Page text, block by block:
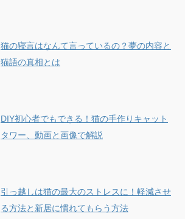
猫の寝言はなんて言っているの？夢の内容と
猫語の真相とは
DIY初心者でもできる！猫の手作りキャット
タワー、動画と画像で解説
引っ越しは猫の最大のストレスに！軽減させ
る方法と新居に慣れてもらう方法